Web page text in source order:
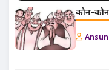
कौन-